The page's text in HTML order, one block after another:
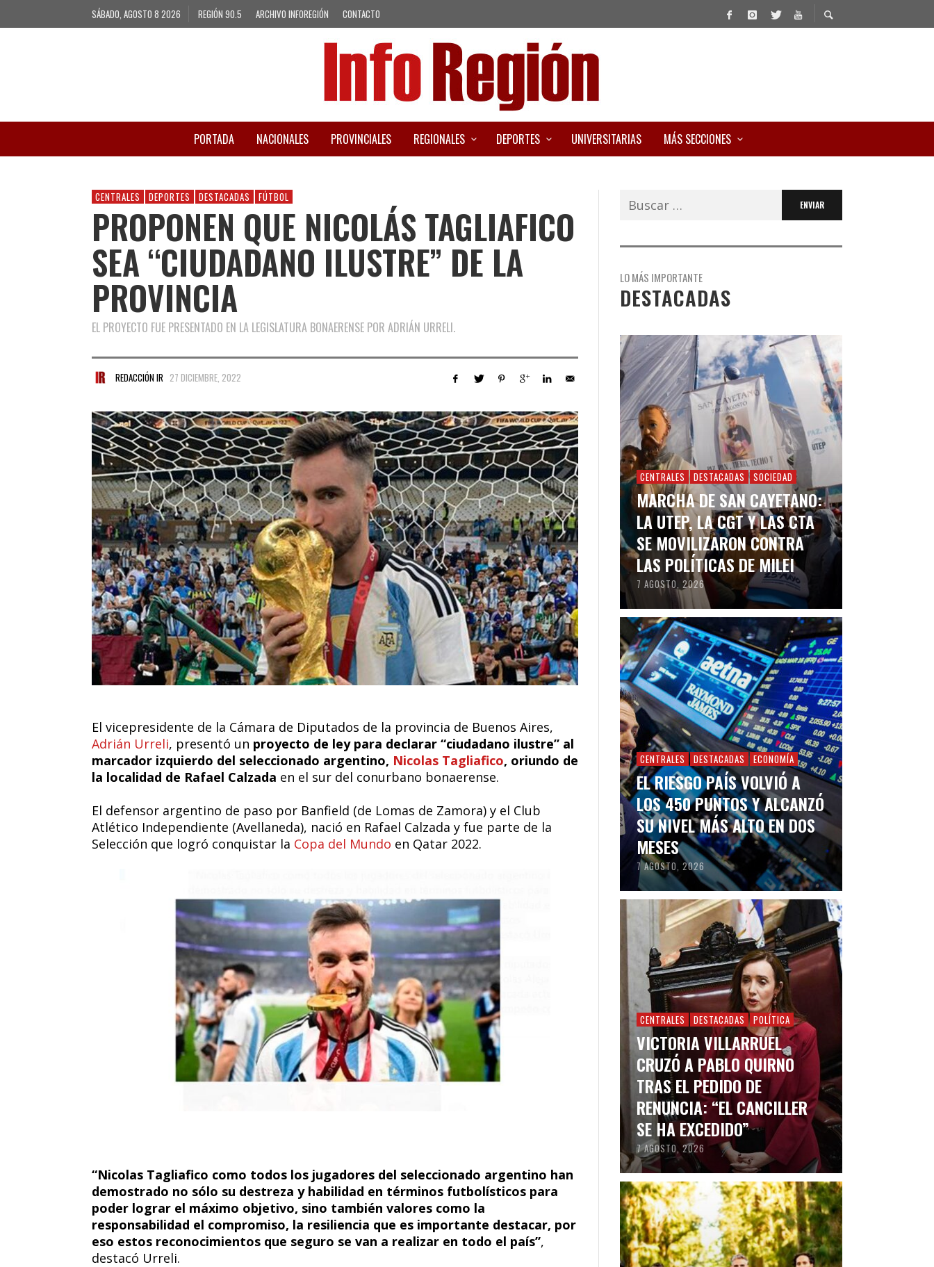
SÁBADO, AGOSTO 8 2026 REGIÓN 90.5 ARCHIVO INFOREGIÓN CONTACTO
PORTADA NACIONALES PROVINCIALES REGIONALES DEPORTES UNIVERSITARIAS MÁS SECCIONES
CENTRALES DEPORTES DESTACADAS FÚTBOL
PROPONEN QUE NICOLÁS TAGLIAFICO
SEA “CIUDADANO ILUSTRE” DE LA
PROVINCIA
EL PROYECTO FUE PRESENTADO EN LA LEGISLATURA BONAERENSE POR ADRIÁN URRELI.
REDACCIÓN IR 27 DICIEMBRE, 2022
El vicepresidente de la Cámara de Diputados de la provincia de Buenos Aires,
Adrián Urreli, presentó un proyecto de ley para declarar “ciudadano ilustre” al
marcador izquierdo del seleccionado argentino, Nicolas Tagliafico, oriundo de
la localidad de Rafael Calzada en el sur del conurbano bonaerense.
El defensor argentino de paso por Banfield (de Lomas de Zamora) y el Club
Atlético Independiente (Avellaneda), nació en Rafael Calzada y fue parte de la
Selección que logró conquistar la Copa del Mundo en Qatar 2022.
“Nicolas Tagliafico como todos los jugadores del seleccionado argentino han
demostrado no sólo su destreza y habilidad en términos futbolísticos para
poder lograr el máximo objetivo, sino también valores como la
responsabilidad el compromiso, la resiliencia que es importante destacar, por
eso estos reconocimientos que seguro se van a realizar en todo el país”,
destacó Urreli.
Buscar:
LO MÁS IMPORTANTE
DESTACADAS
CENTRALES DESTACADAS SOCIEDAD
MARCHA DE SAN CAYETANO:
LA UTEP, LA CGT Y LAS CTA
SE MOVILIZARON CONTRA
LAS POLÍTICAS DE MILEI
7 AGOSTO, 2026
CENTRALES DESTACADAS ECONOMÍA
EL RIESGO PAÍS VOLVIÓ A
LOS 450 PUNTOS Y ALCANZÓ
SU NIVEL MÁS ALTO EN DOS
MESES
7 AGOSTO, 2026
CENTRALES DESTACADAS POLÍTICA
VICTORIA VILLARRUEL
CRUZÓ A PABLO QUIRNO
TRAS EL PEDIDO DE
RENUNCIA: “EL CANCILLER
SE HA EXCEDIDO”
7 AGOSTO, 2026